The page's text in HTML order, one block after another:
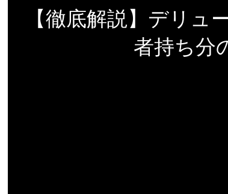
【徹底解説】デリ
者持ち分